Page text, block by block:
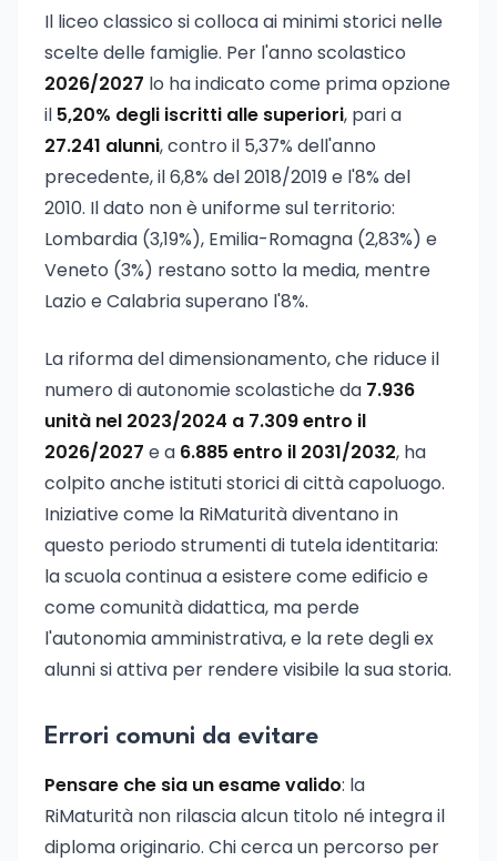
Il liceo classico si colloca ai minimi storici nelle
scelte delle famiglie. Per l'anno scolastico
2026/2027 lo ha indicato come prima opzione
il 5,20% degli iscritti alle superiori, pari a
27.241 alunni, contro il 5,37% dell'anno
precedente, il 6,8% del 2018/2019 e l'8% del
2010. Il dato non è uniforme sul territorio:
Lombardia (3,19%), Emilia-Romagna (2,83%) e
Veneto (3%) restano sotto la media, mentre
Lazio e Calabria superano l'8%.
La riforma del dimensionamento, che riduce il
numero di autonomie scolastiche da 7.936
unità nel 2023/2024 a 7.309 entro il
2026/2027 e a 6.885 entro il 2031/2032, ha
colpito anche istituti storici di città capoluogo.
Iniziative come la RiMaturità diventano in
questo periodo strumenti di tutela identitaria:
la scuola continua a esistere come edificio e
come comunità didattica, ma perde
l'autonomia amministrativa, e la rete degli ex
alunni si attiva per rendere visibile la sua storia.
Errori comuni da evitare
Pensare che sia un esame valido: la
RiMaturità non rilascia alcun titolo né integra il
diploma originario. Chi cerca un percorso per